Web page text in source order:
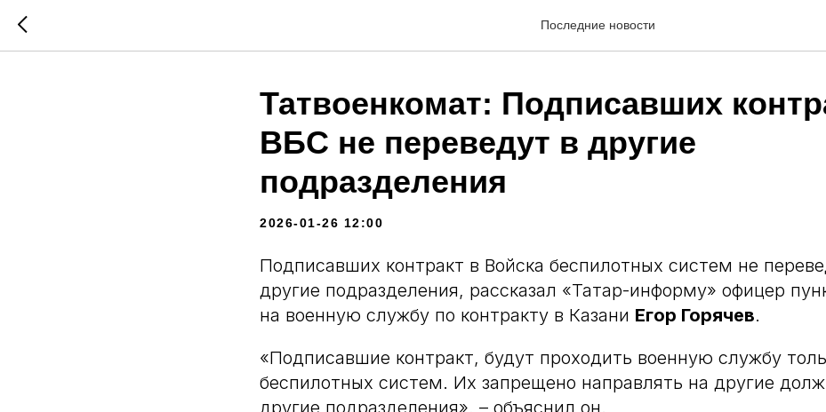
Последние новости
Татвоенкомат: Подписавших
ВБС не переведут в другие
подразделения
2026-01-26 12:00
Подписавших контракт в Войска беспилотных систем не
другие подразделения, рассказал «Татар-информу» офицер
на военную службу по контракту в Казани Егор Горячев.
«Подписавшие контракт, будут проходить военную службу
беспилотных систем. Их запрещено направлять на другие
другие подразделения», – объяснил он.